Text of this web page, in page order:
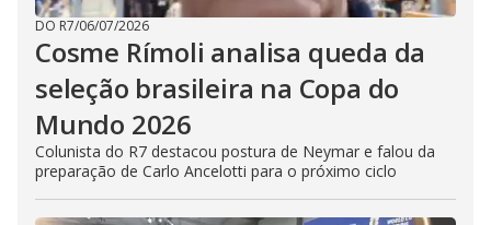
DO R7/06/07/2026
Cosme Rímoli analisa queda da
seleção brasileira na Copa do
Mundo 2026
Colunista do R7 destacou postura de Neymar e falou da
preparação de Carlo Ancelotti para o próximo ciclo